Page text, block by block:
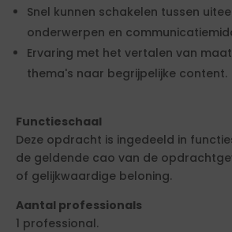
Snel kunnen schakelen tussen
onderwerpen en
Ervaring met het vertalen van
thema's naar begrijpelijke content.
Functieschaal
Deze opdracht is ingedeeld in
de geldende cao van de
of gelijkwaardige beloning.
Aantal professionals
1 professional.